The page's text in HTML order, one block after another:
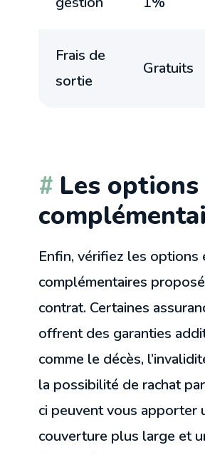
Frais de
sortie
Gratuits
Les options
Enfin, vérifiez les options
complémentaires
contrat. Certaines
offrent des garanties
comme le décès,
la possibilité de rachat
ci peuvent vous apporter
couverture plus large et